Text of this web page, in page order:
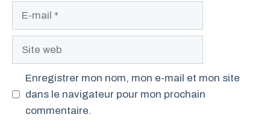
Site
Enregistrer mon nom, mon e-mail et mon site
dans le navigateur pour mon prochain
commentaire.